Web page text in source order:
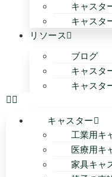
キャスタ
キャスタ
リソース
ブログ
キャスタ
キャスタ
キャスター
工業用キ
医療用キ
家具キャ